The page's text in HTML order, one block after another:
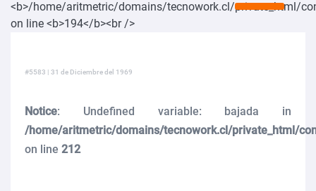
#5583 | 31 de Diciembre del 1969
Notice: Undefined variable: bajada in
/home/aritmetric/domains/tecnowork.cl/private_html/
on line 212